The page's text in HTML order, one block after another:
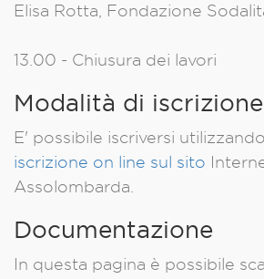
Elisa Rotta, Fondazione
13.00 - Chiusura dei lavori
Modalità di iscrizione
E' possibile iscriversi
iscrizione on line sul sito
Assolombarda.
Documentazione
In questa pagina è possibile